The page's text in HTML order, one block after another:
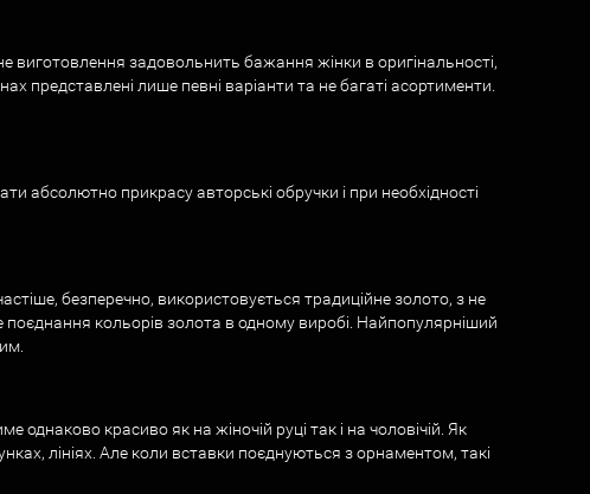
виготовлення задовольнить бажання жінки в оригінальності,
представлені лише певні варіанти та не багаті асортименти.
абсолютно прикрасу авторські обручки і при необхідності
безперечно, використовується традиційне золото, з не
кольорів золота в одному виробі. Найпопулярніший
красиво як на жіночій руці так і на чоловічій. Як
лініях. Але коли вставки поєднуються з орнаментом, такі